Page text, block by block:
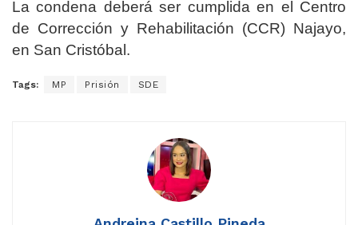
La condena deberá ser cumplida en el Centro
de Corrección y Rehabilitación (CCR) Najayo,
en San Cristóbal.
Tags: MP Prisión SDE